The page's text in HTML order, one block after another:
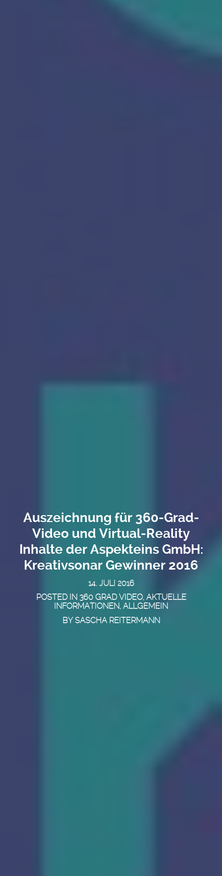
Auszeichnung für 360-Grad-
Video und Virtual-Reality
Inhalte der Aspekteins GmbH:
Kreativsonar Gewinner 2016
14. JULI 2016
POSTED IN 360 GRAD VIDEO, AKTUELLE
INFORMATIONEN, ALLGEMEIN
BYSASCHA REITERMANN